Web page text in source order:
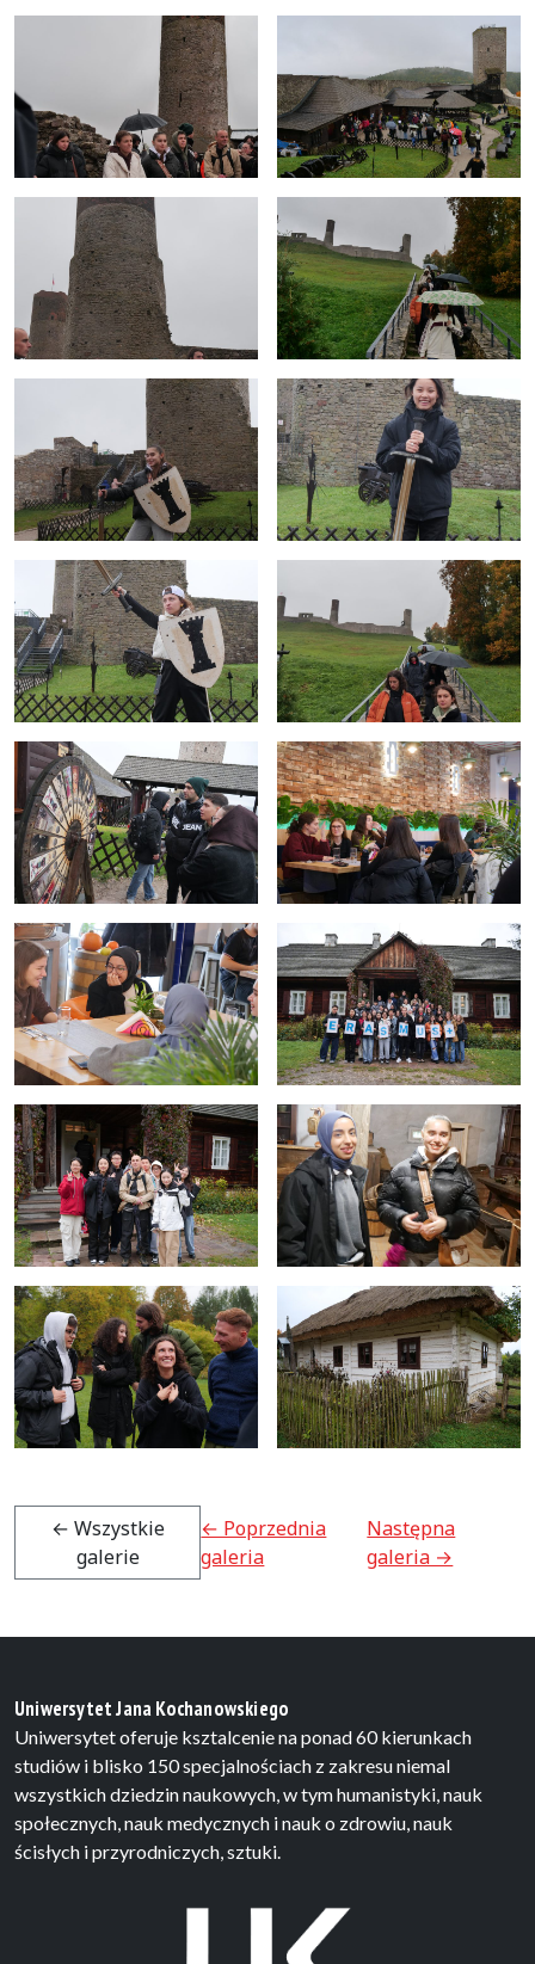
← Wszystkie
galerie
← Poprzednia
galeria
Następna
galeria →
Uniwersytet Jana Kochanowskiego
Uniwersytet oferuje ksztalcenie na ponad 60 kierunkach
studiów i blisko 150 specjalnościach z zakresu niemal
wszystkich dziedzin naukowych, w tym humanistyki, nauk
społecznych, nauk medycznych i nauk o zdrowiu, nauk
ścisłych i przyrodniczych, sztuki.